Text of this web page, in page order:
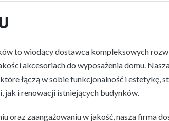
to wiodący dostawca kompleksowych
akcesoriach do wyposażenia domu.
łączą w sobie funkcjonalność i estetykę,
jak i renowacji istniejących budynków.
oraz zaangażowaniu w jakość, nasza firma